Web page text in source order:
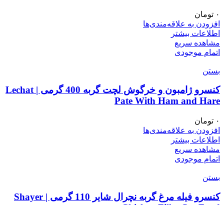
۰ تومان
افزودن به علاقه‌مندی‌ها
اطلاعات بیشتر
مشاهده سریع
اتمام موجودی
بستن
کنسرو ژامبون و خرگوش لچت گربه 400 گرمی | Lechat
Pate With Ham and Hare
۰ تومان
افزودن به علاقه‌مندی‌ها
اطلاعات بیشتر
مشاهده سریع
اتمام موجودی
بستن
کنسرو فیله مرغ گربه نچرال شایر 110 گرمی | Shayer